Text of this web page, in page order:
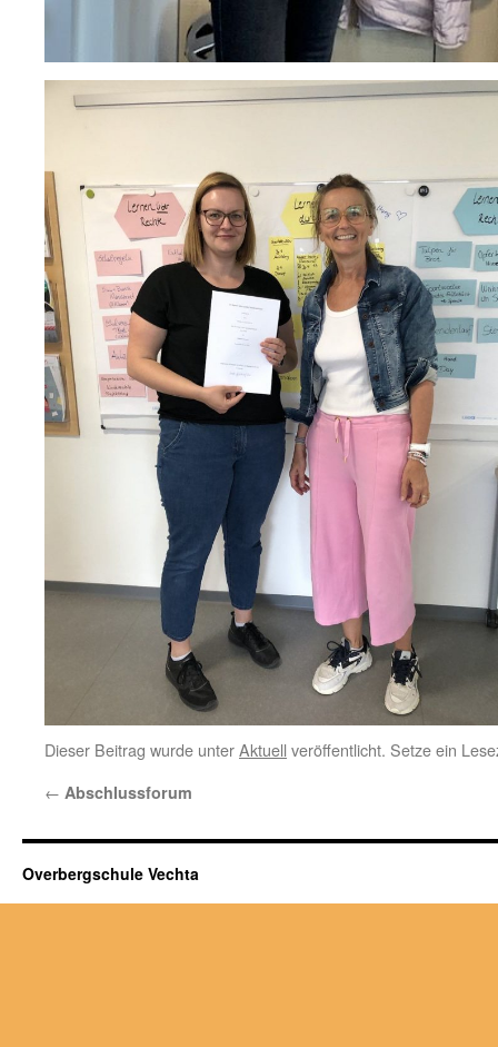
Dieser Beitrag wurde unterAktuell veröffentlicht. Setze ein
← Abschlussforum
Overbergschule Vechta